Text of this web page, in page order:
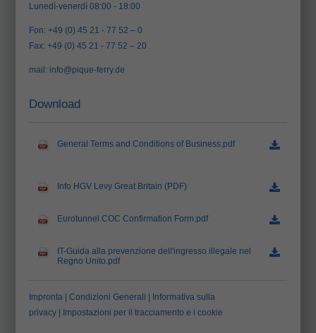
Lunedì-venerdì 08:00 - 18:00
Fon: +49 (0) 45 21 - 77 52 – 0
Fax: +49 (0) 45 21 - 77 52 – 20
mail: info@pique-ferry.de
Download
General Terms and Conditions of Business.pdf
Info HGV Levy Great Britain (PDF)
Eurotunnel COC Confirmation Form.pdf
IT-Guida alla prevenzione dell'ingresso illegale nel
Regno Unito.pdf
Impronta |Condizioni Generali | Informativa sulla
privacy | Impostazioni per il tracciamento e i cookie